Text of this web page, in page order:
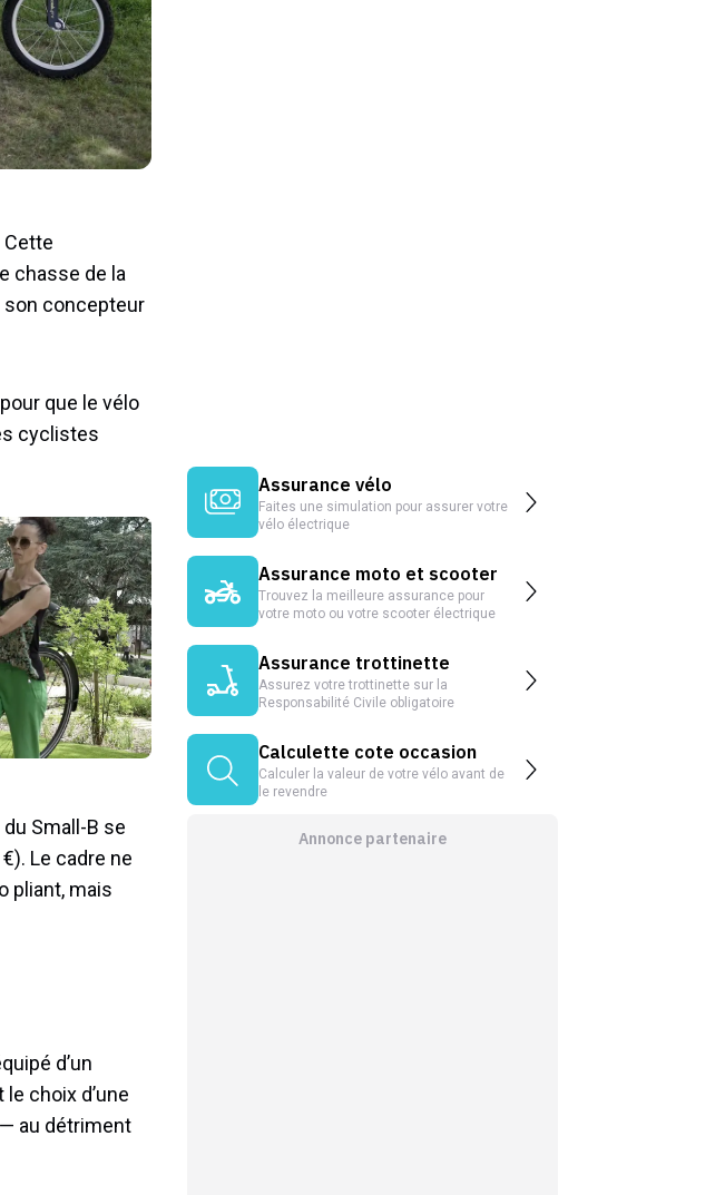
Cette
chasse de la
son concepteur
que le vélo
cyclistes
Small-B se
Le cadre ne
pliant, mais
d’un
choix d’une
au détriment
Assurance vélo
Faites une simulation pour assurer votre
vélo électrique
Assurance moto et scooter
Trouvez la meilleure assurance pour
votre moto ou votre scooter électrique
Assurance trottinette
Assurez votre trottinette sur la
Responsabilité Civile obligatoire
Calculette cote occasion
Calculer la valeur de votre vélo avant de
le revendre
Annonce partenaire